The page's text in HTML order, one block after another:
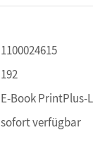
1100024615
192
E-Book PrintPlus-
sofort verfügbar